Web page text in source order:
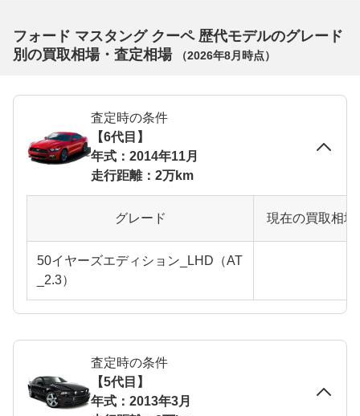
フォード マスタング クーペ 歴代モデルのグレード
別の買取相場・査定相場
（2026年8月 時点）
査定時の条件
【6代目】
年式：2014年11月
走行距離：2万km
グレード 現在の買取相
50イヤーズエディション_LHD（AT
_2.3）
査定時の条件
【5代目】
年式：2013年3月